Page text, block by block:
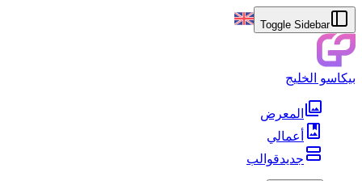
Toggle Sidebar
بيكاسو الخليج
المعرض
أعمالي
جديدقوالب